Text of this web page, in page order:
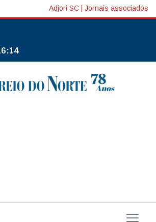
Adjori SC Jornais associados